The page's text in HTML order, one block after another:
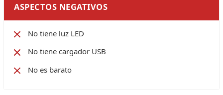
ASPECTOS NEGATIVOS
No tiene luz LED
No tiene cargador USB
No es barato